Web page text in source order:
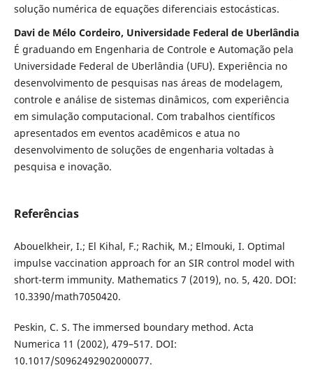
solução numérica de equações diferenciais estocásticas.
Davi de Mélo Cordeiro, Universidade Federal de Uberlândia
É graduando em Engenharia de Controle e Automação pela
Universidade Federal de Uberlândia (UFU). Experiência no
desenvolvimento de pesquisas nas áreas de modelagem,
controle e análise de sistemas dinâmicos, com experiência
em simulação computacional. Com trabalhos científicos
apresentados em eventos acadêmicos e atua no
desenvolvimento de soluções de engenharia voltadas à
pesquisa e inovação.
Referências
Abouelkheir, I.; El Kihal, F.; Rachik, M.; Elmouki, I. Optimal
impulse vaccination approach for an SIR control model with
short-term immunity. Mathematics 7 (2019), no. 5, 420. DOI:
10.3390/math7050420.
Peskin, C. S. The immersed boundary method. Acta
Numerica 11 (2002), 479–517. DOI:
10.1017/S0962492902000077.